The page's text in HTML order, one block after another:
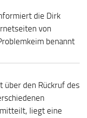
die Dirk
von
benannt
über den Rückruf des
liegt eine